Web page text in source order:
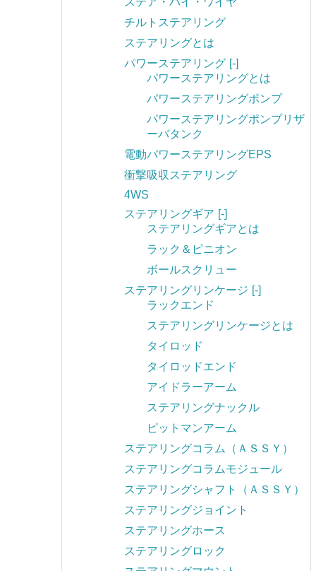
チルトステアリング
ステアリングとは
パワーステアリング [-]
パワーステアリングとは
パワーステアリングポンプ
パワーステアリングポンプリザ
ーバタンク
電動パワーステアリングEPS
衝撃吸収ステアリング
4WS
ステアリングギア [-]
ステアリングギアとは
ラック＆ピニオン
ボールスクリュー
ステアリングリンケージ [-]
ラックエンド
ステアリングリンケージとは
タイロッド
タイロッドエンド
アイドラーアーム
ステアリングナックル
ピットマンアーム
ステアリングコラム（ＡＳＳＹ）
ステアリングコラムモジュール
ステアリングシャフト（ＡＳＳＹ）
ステアリングジョイント
ステアリングホース
ステアリングロック